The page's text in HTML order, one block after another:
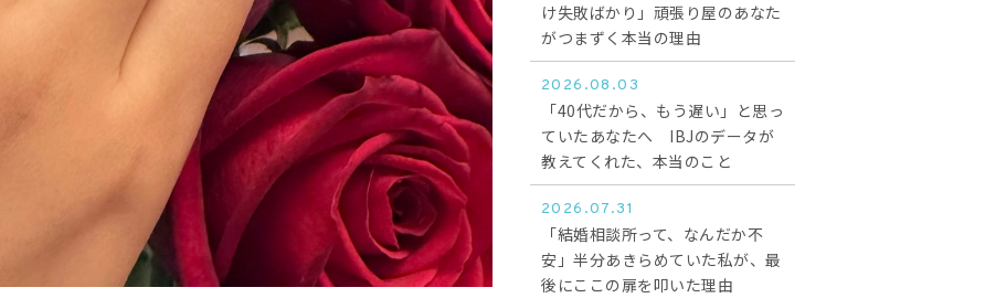
け失敗ばかり」頑張り屋のあなた
がつまずく本当の理由
2026.08.03
「40代だから、もう遅い」と思っ
ていたあなたへ IBJのデータが
教えてくれた、本当のこと
2026.07.31
「結婚相談所って、なんだか不
安」半分あきらめていた私が、最
後にここの扉を叩いた理由